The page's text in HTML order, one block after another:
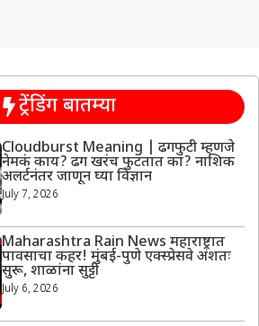
ट्रेंडिंग बातम्या
Cloudburst Meaning | ढगफुटी म्हणजे
नेमकं काय? ढग खरंच फुटतात का? नाशिक
अलर्टनंतर जाणून घ्या विज्ञान
July 7, 2026
Maharashtra Rain News महाराष्ट्रात
पावसाचा कहर! मुंबई-पुणे एक्स्प्रेसवे अंशतः
सुरू, शाळांना सुट्टी
July 6, 2026